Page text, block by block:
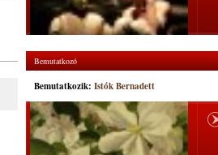
Bemutatkozó
Bemutatkozik: Istók Bernadett